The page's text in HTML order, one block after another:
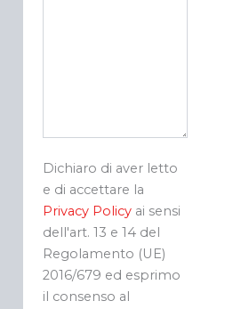
Dichiaro di aver letto
e di accettare la
Privacy Policyai sensi
dell'art. 13 e 14 del
Regolamento (UE)
2016/679 ed esprimo
il consenso al